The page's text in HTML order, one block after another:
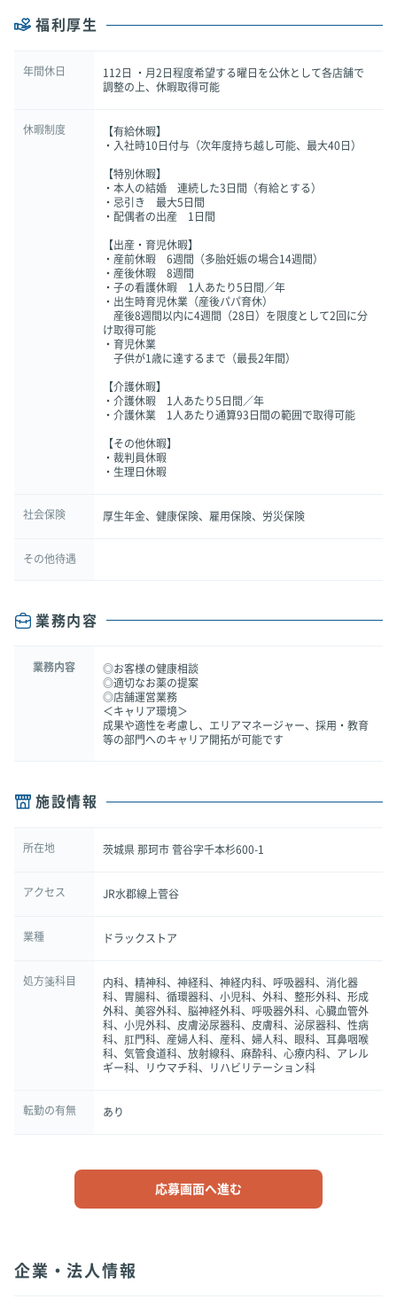
福利厚生
年間休日
112日 ・月2日程度希望する曜日を公休として各店舗で
調整の上、休暇取得可能
休暇制度
【有給休暇】
・入社時10日付与（次年度持ち越し可能、最大40日）
【特別休暇】
・本人の結婚 連続した3日間（有給とする）
・忌引き 最大5日間
・配偶者の出産 1日間
【出産・育児休暇】
・産前休暇 6週間（多胎妊娠の場合14週間）
・産後休暇 8週間
・子の看護休暇 1人あたり5日間／年
・出生時育児休業（産後パパ育休）
産後8週間以内に4週間（28日）を限度として2回に分
け取得可能
・育児休業
子供が1歳に達するまで（最長2年間）
【介護休暇】
・介護休暇 1人あたり5日間／年
・介護休業 1人あたり通算93日間の範囲で取得可能
【その他休暇】
・裁判員休暇
・生理日休暇
社会保険 厚生年金、健康保険、雇用保険、労災保険
その他待遇
業務内容
業務内容
◎お客様の健康相談
◎適切なお薬の提案
◎店舗運営業務
＜キャリア環境＞
成果や適性を考慮し、エリアマネージャー、採用・教育
等の部門へのキャリア開拓が可能です
施設情報
所在地 茨城県 那珂市 菅谷字千本杉600-1
アクセス JR水郡線上菅谷
業種 ドラックストア
処方箋科目
内科、精神科、神経科、神経内科、呼吸器科、消化器
科、胃腸科、循環器科、小児科、外科、整形外科、形成
外科、美容外科、脳神経外科、呼吸器外科、心臓血管外
科、小児外科、皮膚泌尿器科、皮膚科、泌尿器科、性病
科、肛門科、産婦人科、産科、婦人科、眼科、耳鼻咽喉
科、気管食道科、放射線科、麻酔科、心療内科、アレル
ギー科、リウマチ科、リハビリテーション科
転勤の有無 あり
応募画面へ進む
企業・法人情報